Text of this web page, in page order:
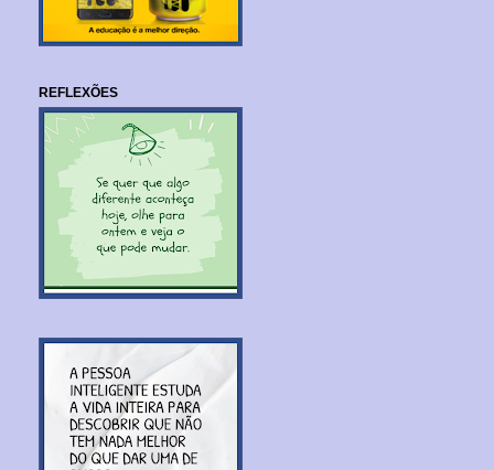
REFLEXÕES